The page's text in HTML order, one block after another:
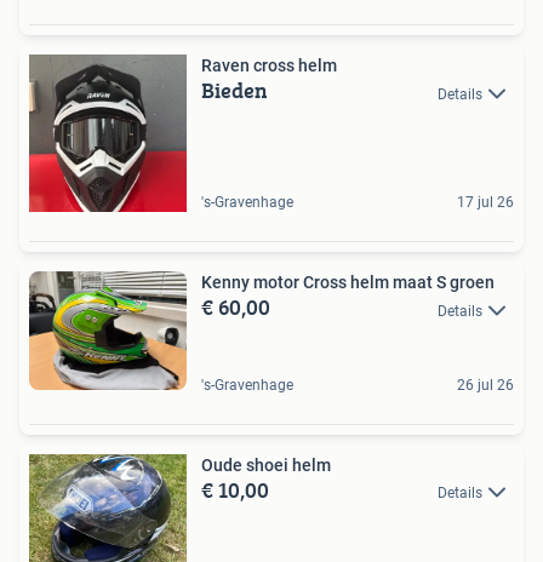
Raven cross helm
Bieden Details
's-Gravenhage 17 jul 26
Kenny motor Cross helm maat S groen
€ 60,00 Details
's-Gravenhage 26 jul 26
Oude shoei helm
€ 10,00 Details